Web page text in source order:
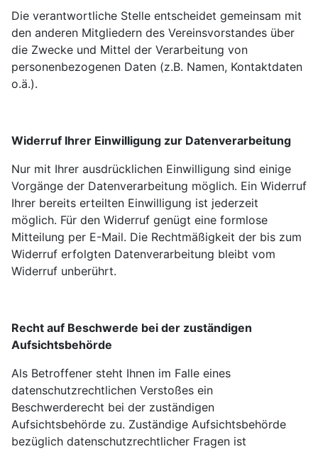
Die verantwortliche Stelle entscheidet gemeinsam mit
den anderen Mitgliedern des Vereinsvorstandes über
die Zwecke und Mittel der Verarbeitung von
personenbezogenen Daten (z.B. Namen, Kontaktdaten
o.ä.).
Widerruf Ihrer Einwilligung zur Datenverarbeitung
Nur mit Ihrer ausdrücklichen Einwilligung sind einige
Vorgänge der Datenverarbeitung möglich. Ein Widerruf
Ihrer bereits erteilten Einwilligung ist jederzeit
möglich. Für den Widerruf genügt eine formlose
Mitteilung per E-Mail. Die Rechtmäßigkeit der bis zum
Widerruf erfolgten Datenverarbeitung bleibt vom
Widerruf unberührt.
Recht auf Beschwerde bei der zuständigen
Aufsichtsbehörde
Als Betroffener steht Ihnen im Falle eines
datenschutzrechtlichen Verstoßes ein
Beschwerderecht bei der zuständigen
Aufsichtsbehörde zu. Zuständige Aufsichtsbehörde
bezüglich datenschutzrechtlicher Fragen ist